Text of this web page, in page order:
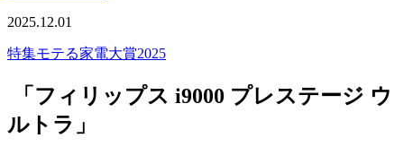
2025.12.01
特集モテる家電大賞2025
「フィリップス i9000 プレステージ ウ
ルトラ」